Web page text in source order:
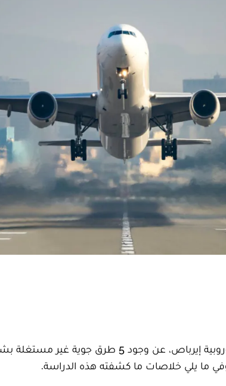
كشفت دراسة حديثة، أجرتها الشركة الأوروبية
ما يلي خلاصات ما كشفته هذه الدراسة.